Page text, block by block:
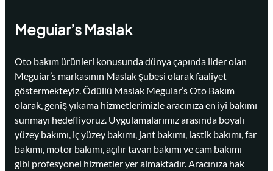
Meguiar’s Maslak
Oto bakım ürünleri konusunda dünya çapında lider olan
Meguiar’s markasının Maslak şubesi olarak faaliyet
göstermekteyiz. Ödüllü Maslak Meguiar’s Oto Bakım
olarak, geniş yıkama hizmetlerimizle aracınıza en iyi bakımı
sunmayı hedefliyoruz. Uygulamalarımız arasında boyalı
yüzey bakımı, iç yüzey bakımı, jant bakımı, lastik bakımı, far
bakımı, motor bakımı, açılır tavan bakımı ve cam bakımı
gibi profesyonel hizmetler yer almaktadır. Aracınıza hak